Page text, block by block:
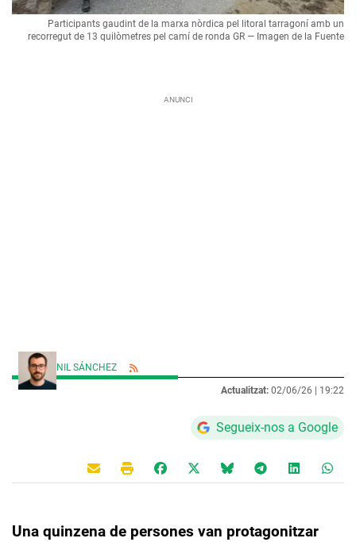
Participants gaudint de la marxa nòrdica pel litoral tarragoní amb un
recorregut de 13 quilòmetres pel camí de ronda GR — Imagen de la Fuente
NIL SÁNCHEZ
Actualitzat: 02/06/26 | 19:22
Segueix-nos a Google
Una quinzena de persones van protagonitzar